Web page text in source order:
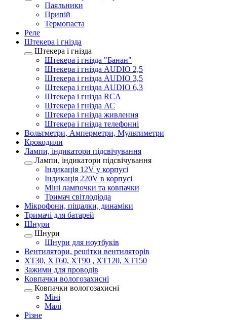
Паяльники
Припій
Термопаста
Реле
Штекера і гнізда
Штекера і гнізда
Штекера і гнізда "Банан"
Штекера і гнізда AUDIO 2,5
Штекера і гнізда AUDIO 3,5
Штекера і гнізда AUDIO 6,3
Штекера і гнізда RCA
Штекера і гнізда АС
Штекера і гнізда живлення
Штекера і гнізда телефонні
Вольтметри, Амперметри, Мультиметри
Крокодили
Лампи, індикатори підсвічування
Лампи, індикатори підсвічування
Індикація 12V у корпусі
Індикація 220V в корпусі
Міні лампочки та ковпачки
Тримач світлодіода
Мікрофони, піщалки, динаміки
Тримачі для батарей
Шнури
Шнури
Шнури для ноутбуків
Вентилятори, решітки вентиляторів
XT30, XT60, XT90 , XT120, XT150
Зажими для проводів
Ковпачки вологозахисні
Ковпачки вологозахисні
Міні
Малі
Різне